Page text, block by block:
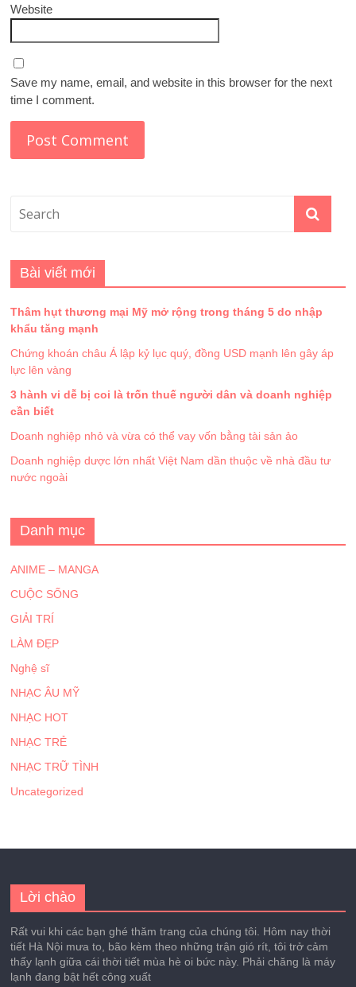
Website
Save my name, email, and website in this browser for the next
time I comment.
Bài viết mới
Thâm hụt thương mại Mỹ mở rộng trong tháng 5 do nhập
khẩu tăng mạnh
Chứng khoán châu Á lập kỷ lục quý, đồng USD mạnh lên gây áp
lực lên vàng
3 hành vi dễ bị coi là trốn thuế người dân và doanh nghiệp
cần biết
Doanh nghiệp nhỏ và vừa có thể vay vốn bằng tài sản ảo
Doanh nghiệp dược lớn nhất Việt Nam dần thuộc về nhà đầu tư
nước ngoài
Danh mục
ANIME – MANGA
CUỘC SỐNG
GIẢI TRÍ
LÀM ĐẸP
Nghệ sĩ
NHẠC ÂU MỸ
NHẠC HOT
NHẠC TRẺ
NHẠC TRỮ TÌNH
Uncategorized
Lời chào
Rất vui khi các bạn ghé thăm trang của chúng tôi. Hôm nay thời
tiết Hà Nội mưa to, bão kèm theo những trận gió rít, tôi trở cảm
thấy lạnh giữa cái thời tiết mùa hè oi bức này. Phải chăng là máy
lạnh đang bật hết công xuất